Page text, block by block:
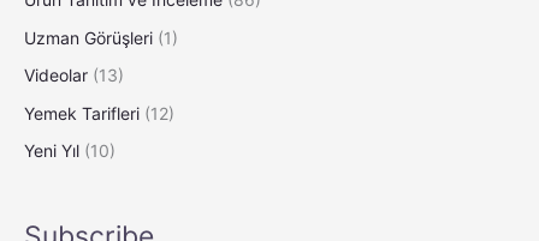
Uzman Görüşleri (1)
Videolar (13)
Yemek Tarifleri (12)
Yeni Yıl (10)